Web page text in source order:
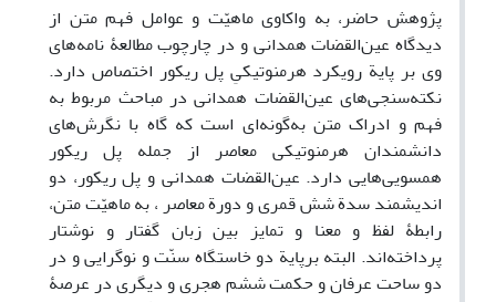
پژوهش حاضر، به واکاوی ماهیّت و عوامل فهم متن از
دیدگاه عین‌القضات همدانی و در چارچوب مطالعۀ نامه‌های
وی بر پایة رویکرد هرمنوتیکیِ پل ریکور اختصاص دارد.
نکته‌سنجی‌های عین‌القضات همدانی در مباحث مربوط به
فهم و ادراک متن به‌گونه‌ای است که گاه با نگرش‌های
دانشمندان هرمنوتیکی معاصر از جمله پل ریکور
همسویی‌هایی دارد. عین‌القضات همدانی و پل ریکور، دو
اندیشمند سدة شش قمری و دورة معاصر ، به ماهیّت متن،
رابطۀ لفظ و معنا و تمایز بین زبان گفتار و نوشتار
پرداخته‌اند. البته برپایة دو خاستگاه سنّت و نوگرایی و در
دو ساحت عرفان و حکمت ششم هجری و دیگری در عرصۀ